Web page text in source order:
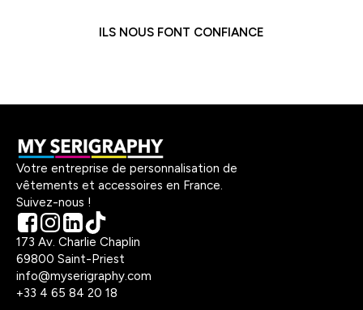
ILS NOUS FONT CONFIANCE
Votre entreprise de personnalisation de
vêtements et accessoires en France.
Suivez-nous !
173 Av. Charlie Chaplin
69800 Saint-Priest
info@myserigraphy.com
+33 4 65 84 20 18